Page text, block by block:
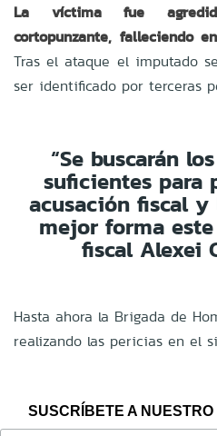
La víctima fue
cortopunzante, falleciendo
Tras el ataque el imputado
ser identificado por terceras
“Se buscarán
suficientes para
acusación fiscal y
mejor forma
fiscal Alexei
Hasta ahora la Brigada de
realizando las pericias en el
SUSCRÍBETE A